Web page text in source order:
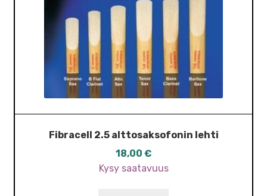
Fibracell 2.5 alttosaksofonin lehti
18,00 €
Kysy saatavuus